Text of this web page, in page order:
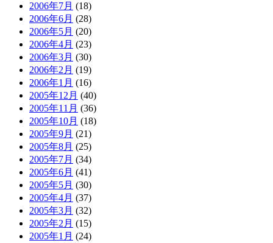
2006年7月 (18)
2006年6月 (28)
2006年5月 (20)
2006年4月 (23)
2006年3月 (30)
2006年2月 (19)
2006年1月 (16)
2005年12月 (40)
2005年11月 (36)
2005年10月 (18)
2005年9月 (21)
2005年8月 (25)
2005年7月 (34)
2005年6月 (41)
2005年5月 (30)
2005年4月 (37)
2005年3月 (32)
2005年2月 (15)
2005年1月 (24)